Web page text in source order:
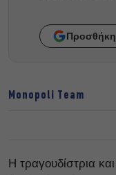
Monopoli Team
Η τραγουδίστρια